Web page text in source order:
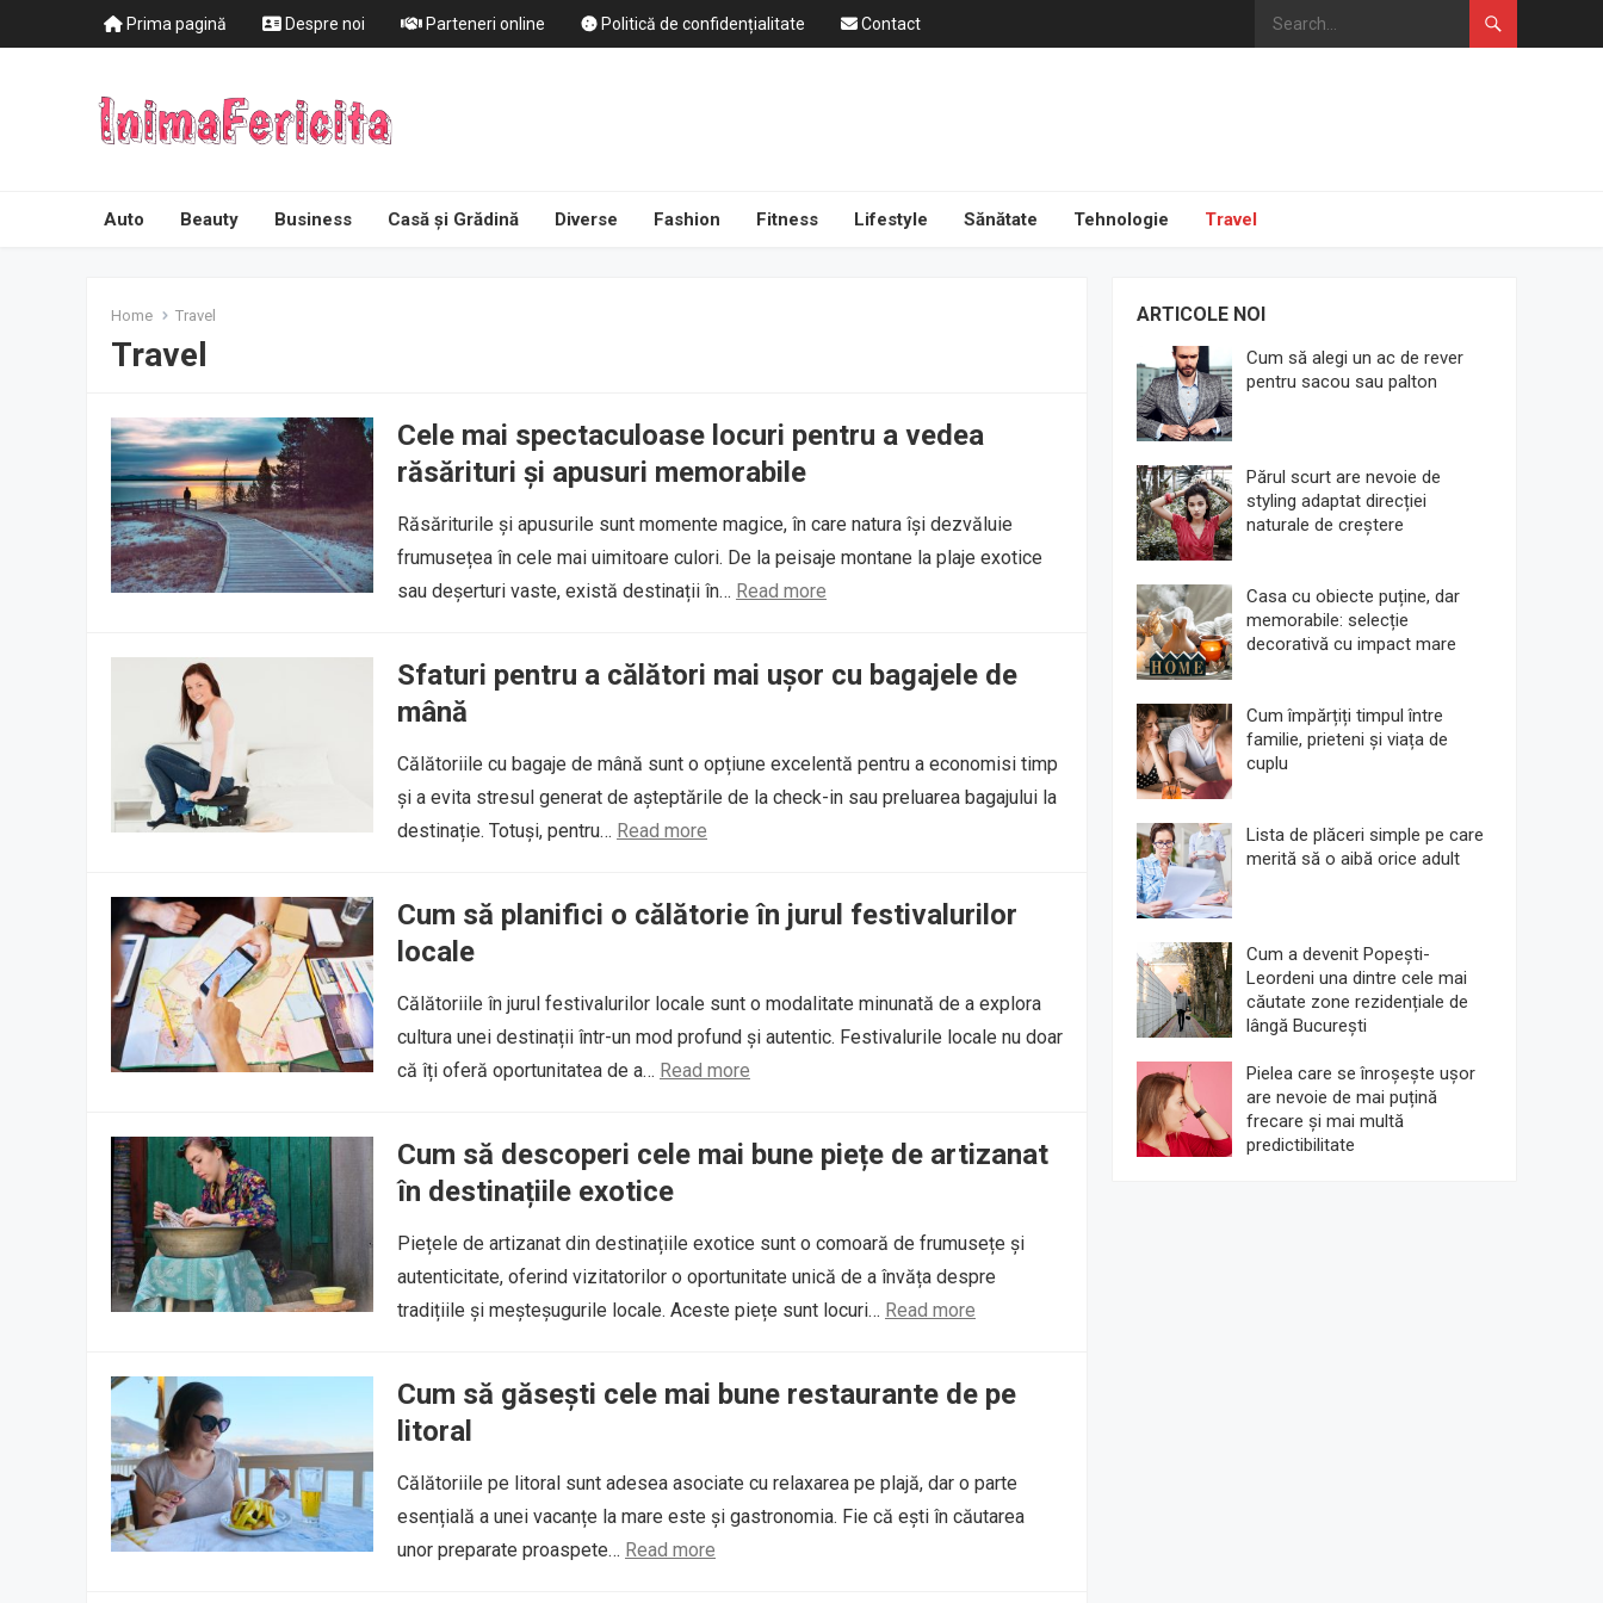
Prima pagină Despre noi Parteneri online Politică de confidențialitate Contact
Auto Beauty Business Casă și Grădină Diverse Fashion Fitness Lifestyle Sănătate Tehnologie Travel
Home Travel
Travel
Cele mai spectaculoase locuri pentru a vedea
răsărituri și apusuri memorabile
Răsăriturile și apusurile sunt momente magice, în care natura își dezvăluie
frumusețea în cele mai uimitoare culori. De la peisaje montane la plaje exotice
sau deșerturi vaste, există destinații în… Read more
Sfaturi pentru a călători mai ușor cu bagajele de
mână
Călătoriile cu bagaje de mână sunt o opțiune excelentă pentru a economisi timp
și a evita stresul generat de așteptările de la check-in sau preluarea bagajului la
destinație. Totuși, pentru… Read more
Cum să planifici o călătorie în jurul festivalurilor
locale
Călătoriile în jurul festivalurilor locale sunt o modalitate minunată de a explora
cultura unei destinații într-un mod profund și autentic. Festivalurile locale nu doar
că îți oferă oportunitatea de a… Read more
Cum să descoperi cele mai bune piețe de artizanat
în destinațiile exotice
Piețele de artizanat din destinațiile exotice sunt o comoară de frumusețe și
autenticitate, oferind vizitatorilor o oportunitate unică de a învăța despre
tradițiile și meșteșugurile locale. Aceste piețe sunt locuri… Read more
Cum să găsești cele mai bune restaurante de pe
litoral
Călătoriile pe litoral sunt adesea asociate cu relaxarea pe plajă, dar o parte
esențială a unei vacanțe la mare este și gastronomia. Fie că ești în căutarea
unor preparate proaspete… Read more
ARTICOLE NOI
Cum să alegi un ac de rever
pentru sacou sau palton
Părul scurt are nevoie de
styling adaptat direcției
naturale de creștere
Casa cu obiecte puține, dar
memorabile: selecție
decorativă cu impact mare
Cum împărțiți timpul între
familie, prieteni și viața de
cuplu
Lista de plăceri simple pe care
merită să o aibă orice adult
Cum a devenit Popești-
Leordeni una dintre cele mai
căutate zone rezidențiale de
lângă București
Pielea care se înroșește ușor
are nevoie de mai puțină
frecare și mai multă
predictibilitate